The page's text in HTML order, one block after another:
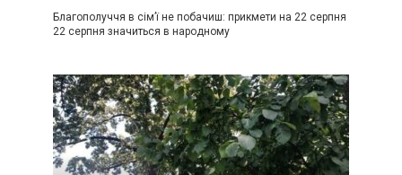
Благополуччя в сім’ї не побачиш: прикмети на 22 серпня
22 серпня значиться в народному